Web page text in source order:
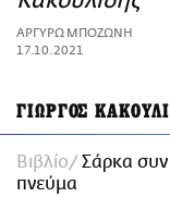
ΑΜΠΑ
PRINT
ΑΡΓΥΡΩ ΜΠΟΖΩΝΗ
17.10.2021
ΓΙΩΡΓΟΣ
Βιβλίο
Σάρκα συν
πνεύμα